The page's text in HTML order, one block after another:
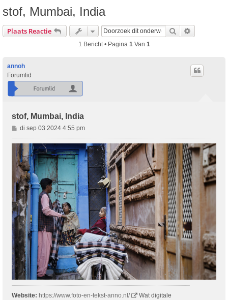
stof, Mumbai, India
Plaats Reactie Zoek
1 Bericht • Pagina 1 Van 1
annoh
Forumlid
stof, Mumbai, India
B
e
r
i
c
h
t
di sep 03 2024 4:55 pm
Website: https://www.foto-en-tekst-anno.nl/ Wat digitale